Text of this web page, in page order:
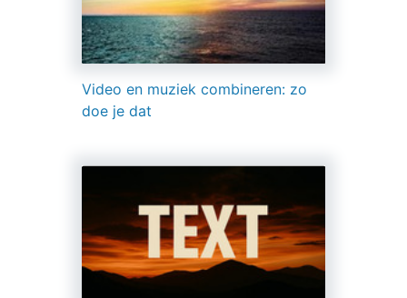
Video en muziek combineren: zo
doe je dat